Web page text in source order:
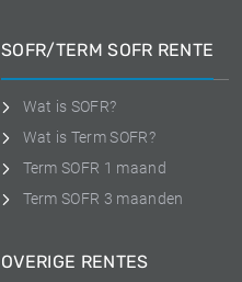
SOFR/TERM SOFR RENTE
Wat is SOFR?
Wat is Term SOFR?
Term SOFR 1 maand
Term SOFR 3 maanden
OVERIGE RENTES